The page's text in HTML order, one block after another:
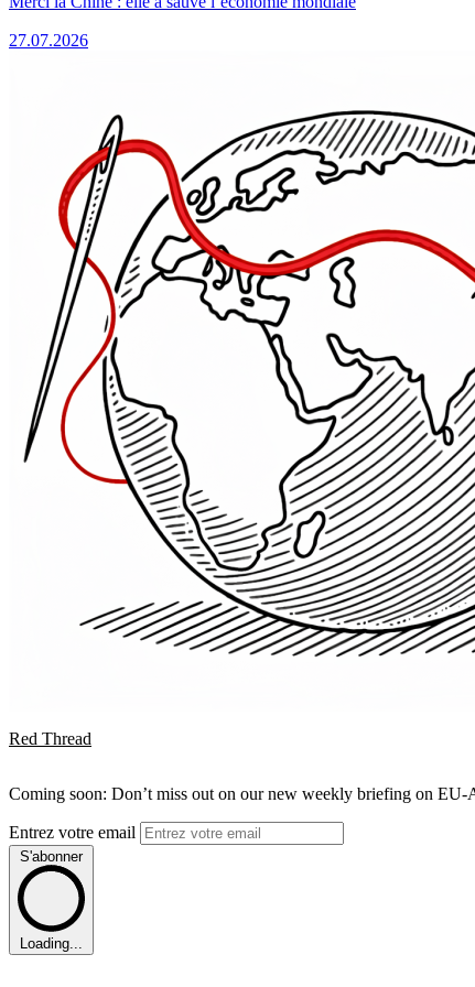
27.07.2026
Red Thread
Coming soon: Don’t miss out on our new weekly briefing on EU-
Entrez votre email
S'abonner
Loading...